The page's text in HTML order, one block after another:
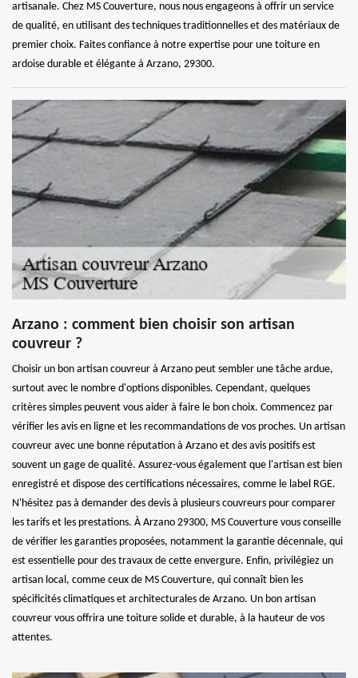
artisanale. Chez MS Couverture, nous nous engageons à offrir un service
de qualité, en utilisant des techniques traditionnelles et des matériaux de
premier choix. Faites confiance à notre expertise pour une toiture en
ardoise durable et élégante à Arzano, 29300.
Arzano : comment bien choisir son artisan
couvreur ?
Choisir un bon artisan couvreur à Arzano peut sembler une tâche ardue,
surtout avec le nombre d'options disponibles. Cependant, quelques
critères simples peuvent vous aider à faire le bon choix. Commencez par
vérifier les avis en ligne et les recommandations de vos proches. Un artisan
couvreur avec une bonne réputation à Arzano et des avis positifs est
souvent un gage de qualité. Assurez-vous également que l'artisan est bien
enregistré et dispose des certifications nécessaires, comme le label RGE.
N'hésitez pas à demander des devis à plusieurs couvreurs pour comparer
les tarifs et les prestations. À Arzano 29300, MS Couverture vous conseille
de vérifier les garanties proposées, notamment la garantie décennale, qui
est essentielle pour des travaux de cette envergure. Enfin, privilégiez un
artisan local, comme ceux de MS Couverture, qui connaît bien les
spécificités climatiques et architecturales de Arzano. Un bon artisan
couvreur vous offrira une toiture solide et durable, à la hauteur de vos
attentes.